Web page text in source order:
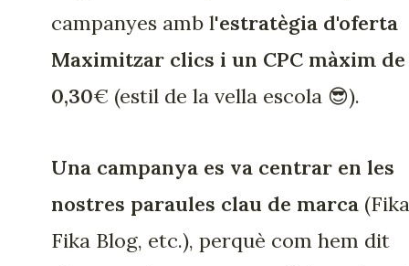
campanyes amb l'estratègia d'oferta
Maximitzar clics i un CPC màxim de
0,30€ (estil de la vella escola 😎).
Una campanya es va centrar en les
nostres paraules clau de marca
Fika Blog, etc.), perquè com hem dit